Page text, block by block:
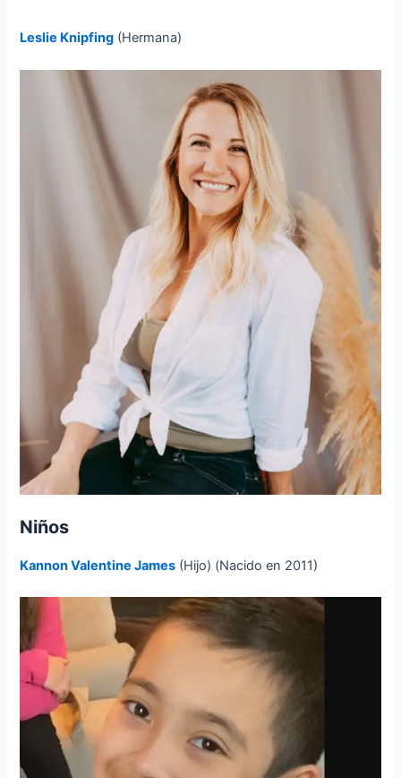
Leslie Knipfing (Hermana)
Niños
Kannon Valentine James (Hijo) (Nacido en 2011)